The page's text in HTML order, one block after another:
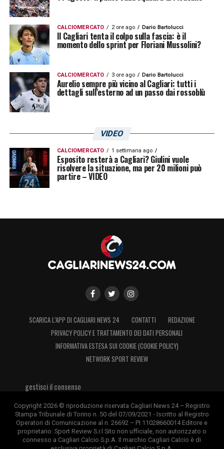
CALCIOMERCATO 2 ore ago Dario Bartolucci
Il Cagliari tenta il colpo sulla fascia: è il
momento dello sprint per Floriani Mussolini?
CALCIOMERCATO 3 ore ago Dario Bartolucci
Aurelio sempre più vicino al Cagliari: tutti i
dettagli sull’esterno ad un passo dai rossoblù
VIDEO
CALCIOMERCATO 1 settimana ago
Esposito resterà a Cagliari? Giulini vuole
risolvere la situazione, ma per 20 milioni può
partire – VIDEO
SCARICA L’APP DI CAGLIARI NEWS 24 CONTATTI
REDAZIONE
PRIVACY POLICY E TRATTAMENTO DEI DATI PERSONALI
INFORMATIVA ESTESA SUI COOKIE (COOKIE POLICY)
NETWORK SPORT REVIEW
gestisci il consenso
Copyright 2026 © riproduzione riservata Cagliari News 24 – Registro
Stampa Tribunale di Torino n. 50 del 07/09/2021 - Iscritto al Registro
Operatori di Comunicazione al n. 26692 – PI 11028660014 Editore e
proprietario: Sport Review S.r.l Sito non ufficiale, non autorizzato o
connesso a Cagliari Calcio S.p.A. Il marchio Cagliari Calcio è di